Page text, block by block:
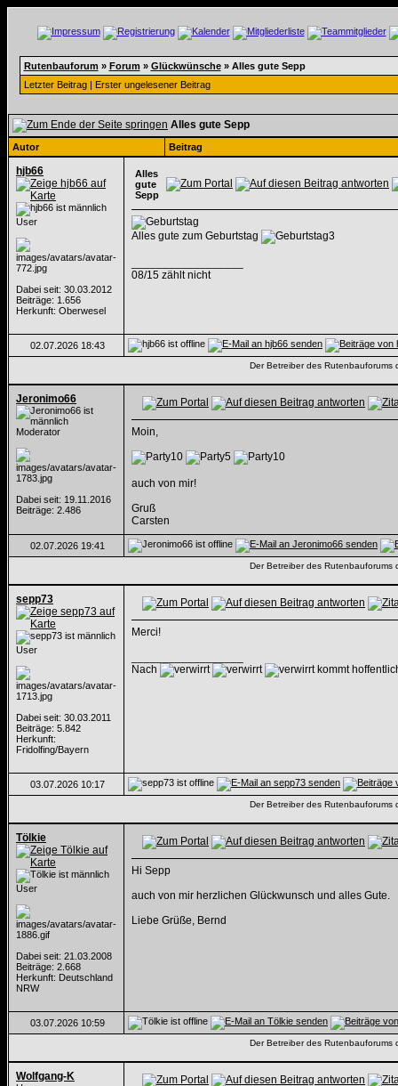
Rutenbauforum » Forum » Glückwünsche» Alles gute Sepp
Letzter Beitrag| Erster ungelesener Beitrag
Alles gute Sepp
Autor Beitrag
hjb66
User
Dabei seit: 30.03.2012
Beiträge: 1.656
Herkunft: Oberwesel
Alles
gute
Sepp
Alles gute zum Geburtstag
08/15 zählt nicht
02.07.2026 18:43
Der Betreiber des Rutenbauforums
Jeronimo66
Moderator
Dabei seit: 19.11.2016
Beiträge: 2.486
Moin,
auch von mir!
Gruß
Carsten
02.07.2026 19:41
Der Betreiber des Rutenbauforums
sepp73
User
Dabei seit: 30.03.2011
Beiträge: 5.842
Herkunft:
Fridolfing/Bayern
Merci!
Nach
kommt
03.07.2026 10:17
Der Betreiber des Rutenbauforums
Tölkie
User
Dabei seit: 21.03.2008
Beiträge: 2.668
Herkunft: Deutschland
NRW
Hi Sepp
auch von mir herzlichen Glückwunsch und alles Gute.
Liebe Grüße, Bernd
03.07.2026 10:59
Der Betreiber des Rutenbauforums
Wolfgang-K